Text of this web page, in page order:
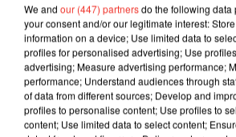
LES INTERVIEWS
FRANCE
We and our (447) partnersdo the following data
your consent and/or our legitimate interest:
information on a device; Use limited data to
profiles for personalised advertising; Use
advertising; Measure advertising performance;
performance; Understand audiences through
of data from different sources; Develop and
profiles to personalise content; Use profiles to
content; Use limited data to select content;